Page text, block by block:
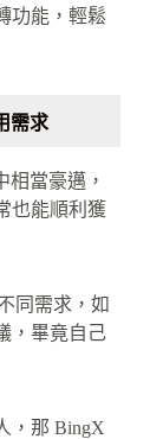
功能，輕鬆
需求
當豪邁，
也能順利獲
同需求，如
，畢竟自己
，那 BingX